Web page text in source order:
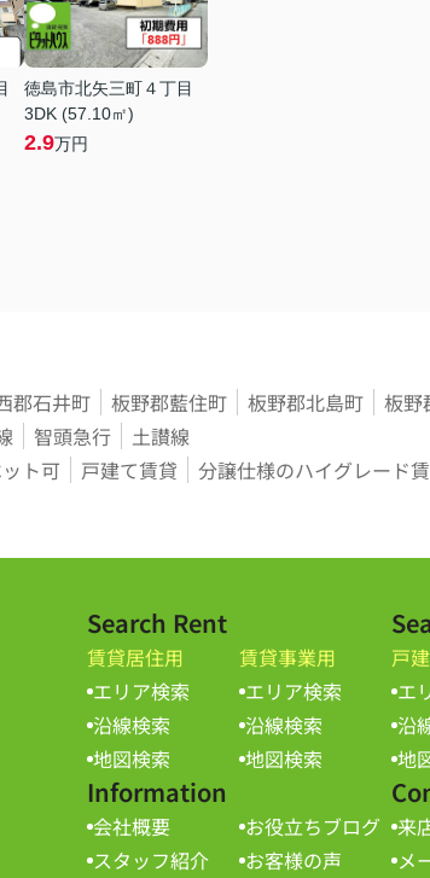
徳島市北矢三町４丁目
3DK (57.10㎡)
2.9万円
郡石井町 板野郡藍住町 板野郡北島町
板野
智頭急行
土讃線
ト可 戸建て賃貸 分譲仕様のハイグレード
Search Rent
賃貸居住用
エリア検索
沿線検索
地図検索
賃貸事業用
エリア検索
沿線検索
地図検索
戸
エ
沿
地
Information
会社概要
スタッフ紹介
お役立ちブログ
お客様の声
来
メ